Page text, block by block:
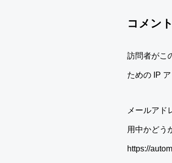
コメント
訪問者がこ
ための IP
メールアド
用中かどう
https://